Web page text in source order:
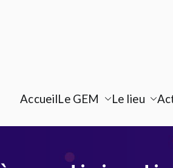
AccueilLe GEM Le lieu